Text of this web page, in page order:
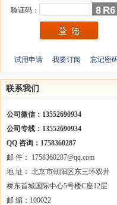
验证码：
试用申请 我要订阅 忘记密
联系我们
公司微信：13552690934
公司专线：13552690934
QQ 咨询：1758360287
邮 件： 1758360287@qq.com
地 址： 北京市朝阳区东三环双井
桥东首城国际中心5号楼C座12层
邮 编：100022